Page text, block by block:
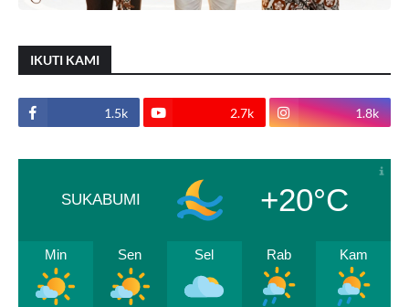
IKUTI KAMI
1.5k 2.7k 1.8k
SUKABUMI +20°C
Min Sen Sel Rab Kam